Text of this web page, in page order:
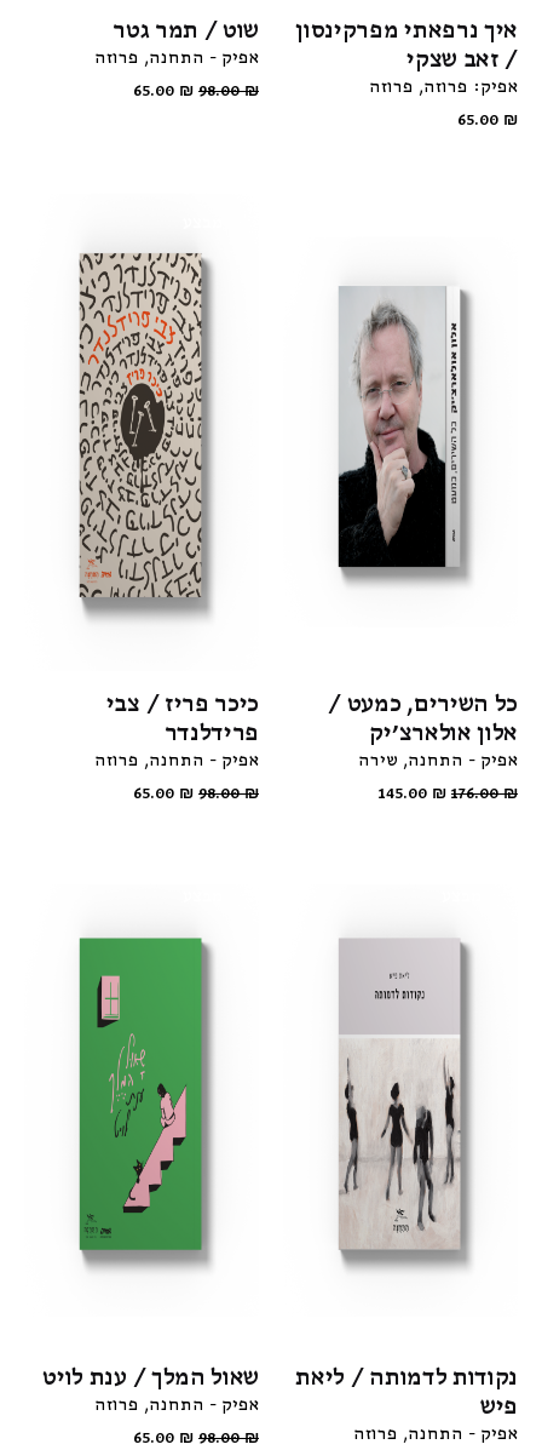
איך נרפאתי מפרקינסון
/ זאב שצקי
אפיק: פרוזה פרוזה
65.00 ₪
שוט / תמר גטר
אפיק - התחנה פרוזה
98.00₪
65.00 ₪
כל השירים, כמעט /
אלון אולארצ׳יק
אפיק - התחנה שירה
176.00₪
145.00 ₪
כיכר פריז / צבי
פרידלנדר
אפיק - התחנה פרוזה
98.00₪
65.00 ₪
נקודות לדמותה / ליאת
פיש
אפיק - התחנה פרוזה
שאול המלך / ענת לויט
אפיק - התחנה פרוזה
98.00₪
65.00 ₪